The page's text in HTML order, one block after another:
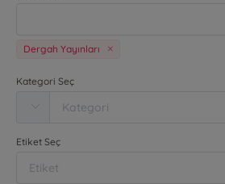
Dergah Yayınları
Kategori Seç
Etiket Seç